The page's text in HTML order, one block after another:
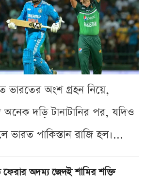
ভারতের অংশ গ্রহন নিয়ে,
অনেক দড়ি টানাটানির পর, যদিও
ভারত পাকিস্তান রাজি হল।...
অদম্য জেদই শামির শক্তি